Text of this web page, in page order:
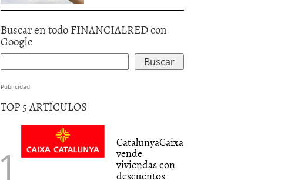
Buscar en todo FINANCIALRED con
Google
Publicidad
TOP 5 ARTÍCULOS
CatalunyaCaixa
vende
viviendas con
descuentos